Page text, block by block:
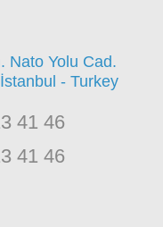
Nato Yolu Cad.
- Turkey
41 46
41 46